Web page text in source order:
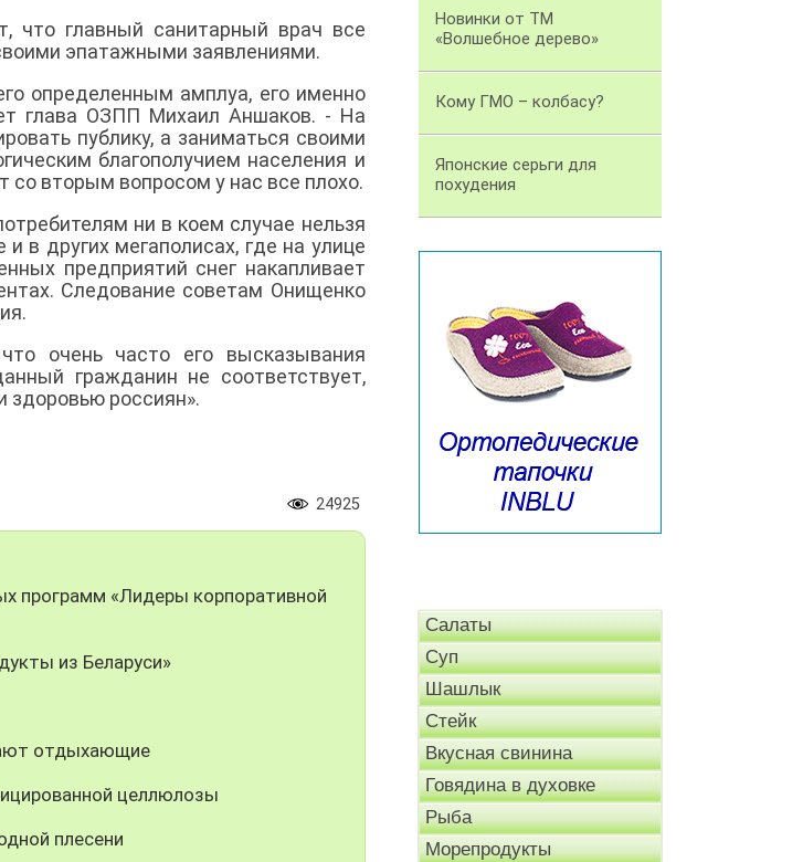
что главный санитарный врач все
эпатажными заявлениями.
определенным амплуа, его именно
глава ОЗПП Михаил Аншаков. - На
публику, а заниматься своими
благополучием населения и
со вторым вопросом у нас все плохо.
ни в коем случае нельзя
в других мегаполисах, где на улице
предприятий снег накапливает
Следование советам Онищенко
очень часто его высказывания
гражданин не соответствует,
здоровью россиян».
24925
программ «Лидеры корпоративной
из Беларуси»
отдыхающие
целлюлозы
плесени
Новинки от ТМ
«Волшебное дерево»
Кому ГМО – колбасу?
Японские серьги для
похудения
Салаты
Суп
Шашлык
Стейк
Вкусная свинина
Говядина в духовке
Рыба
Морепродукты